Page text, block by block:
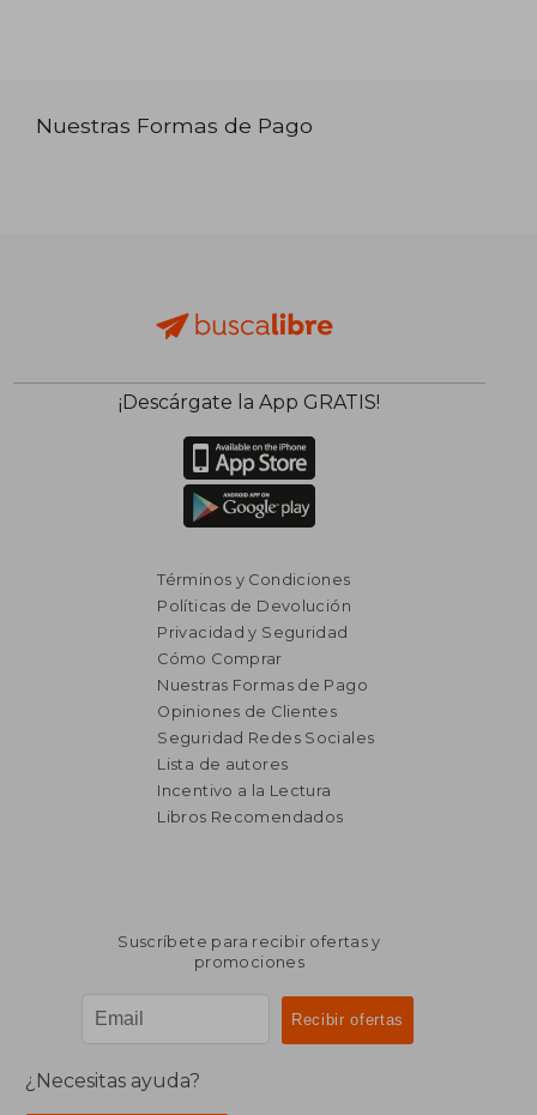
Nuestras Formas de Pago
¡Descárgate la App GRATIS!
Términos y Condiciones
Políticas de Devolución
Privacidad y Seguridad
Cómo Comprar
Nuestras Formas de Pago
Opiniones de Clientes
Seguridad Redes Sociales
Lista de autores
Incentivo a la Lectura
Libros Recomendados
Suscríbete para recibir ofertas y
promociones
¿Necesitas ayuda?